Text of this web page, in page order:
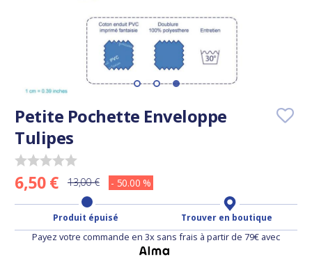
Petite Pochette Enveloppe
Tulipes
6,50 € 13,00 € - 50.00 %
Produit épuisé Trouver en boutique
Payez votre commande en 3x sans frais à partir de 79€ avec